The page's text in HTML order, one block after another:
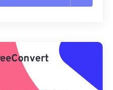
preestablecido